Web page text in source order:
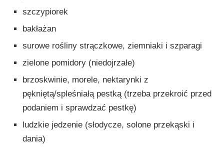
szczypiorek
bakłażan
surowe rośliny strączkowe, ziemniaki i szparagi
zielone pomidory (niedojrzałe)
brzoskwinie, morele, nektarynki z
pękniętą/spleśniałą pestką (trzeba przekroić przed
podaniem i sprawdzać pestkę)
ludzkie jedzenie (słodycze, solone przekąski i
dania)